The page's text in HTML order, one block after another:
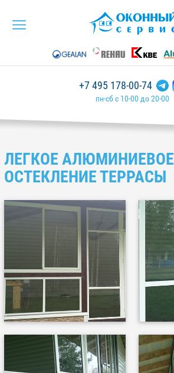
+7 495 178-00-74
пн-сб с 10-00 до 20-00
ЛЕГКОЕ АЛЮМИНИЕВОЕ
ОСТЕКЛЕНИЕ ТЕРРАСЫ